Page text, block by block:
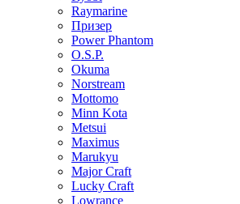
Raymarine
Призер
Power Phantom
O.S.P.
Okuma
Norstream
Mottomo
Minn Kota
Metsui
Maximus
Marukyu
Major Craft
Lucky Craft
Lowrance